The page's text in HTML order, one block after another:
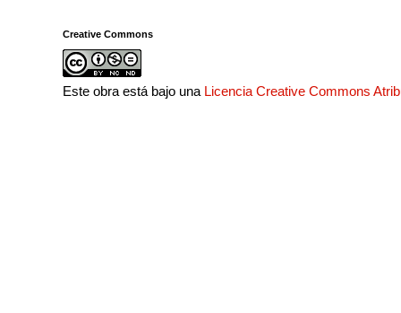
Creative Commons
Este obra está bajo una Licencia Creative Commons